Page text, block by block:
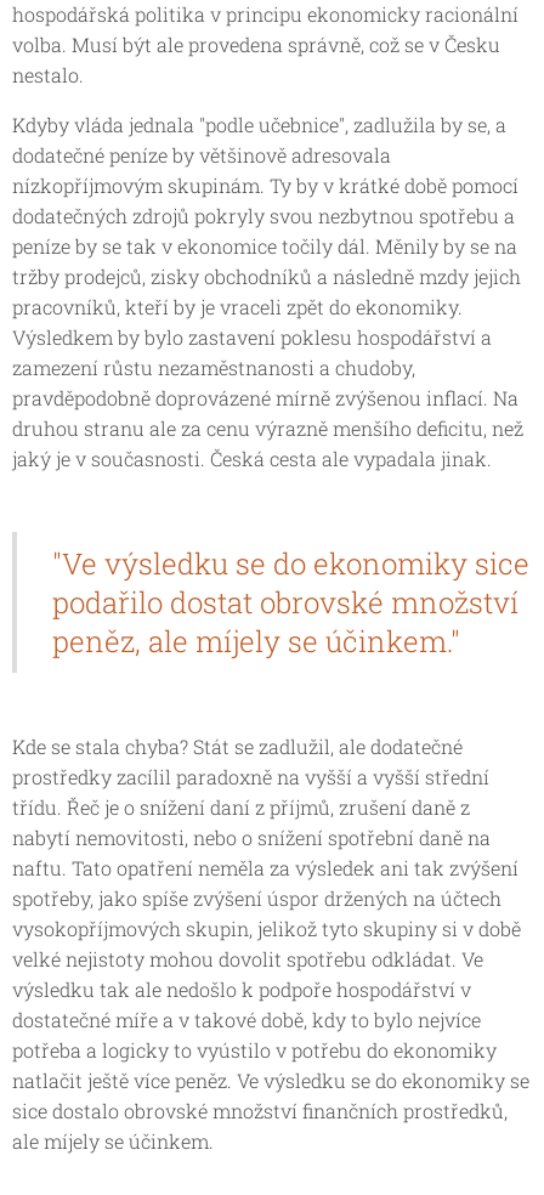
hospodářská politika v principu ekonomicky racionální
volba. Musí být ale provedena správně, což se v Česku
nestalo.
Kdyby vláda jednala "podle učebnice", zadlužila by se, a
dodatečné peníze by většinově adresovala
nízkopříjmovým skupinám. Ty by v krátké době pomocí
dodatečných zdrojů pokryly svou nezbytnou spotřebu a
peníze by se tak v ekonomice točily dál. Měnily by se na
tržby prodejců, zisky obchodníků a následně mzdy jejich
pracovníků, kteří by je vraceli zpět do ekonomiky.
Výsledkem by bylo zastavení poklesu hospodářství a
zamezení růstu nezaměstnanosti a chudoby,
pravděpodobně doprovázené mírně zvýšenou inflací. Na
druhou stranu ale za cenu výrazně menšího deficitu, než
jaký je v současnosti. Česká cesta ale vypadala jinak.
"Ve výsledku se do ekonomiky sice
podařilo dostat obrovské množství
peněz, ale míjely se účinkem."
Kde se stala chyba? Stát se zadlužil, ale dodatečné
prostředky zacílil paradoxně na vyšší a vyšší střední
třídu. Řeč je o snížení daní z příjmů, zrušení daně z
nabytí nemovitosti, nebo o snížení spotřební daně na
naftu. Tato opatření neměla za výsledek ani tak zvýšení
spotřeby, jako spíše zvýšení úspor držených na účtech
vysokopříjmových skupin, jelikož tyto skupiny si v době
velké nejistoty mohou dovolit spotřebu odkládat. Ve
výsledku tak ale nedošlo k podpoře hospodářství v
dostatečné míře a v takové době, kdy to bylo nejvíce
potřeba a logicky to vyústilo v potřebu do ekonomiky
natlačit ještě více peněz. Ve výsledku se do ekonomiky se
sice dostalo obrovské množství finančních prostředků,
ale míjely se účinkem.